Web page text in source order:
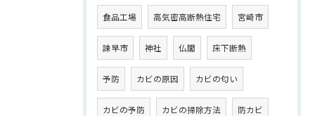
食品工場 高気密高断熱住宅 宮崎市
諫早市 神社 仏閣 床下断熱
予防 カビの原因 カビの匂い
カビの予防 カビの掃除方法 防カビ